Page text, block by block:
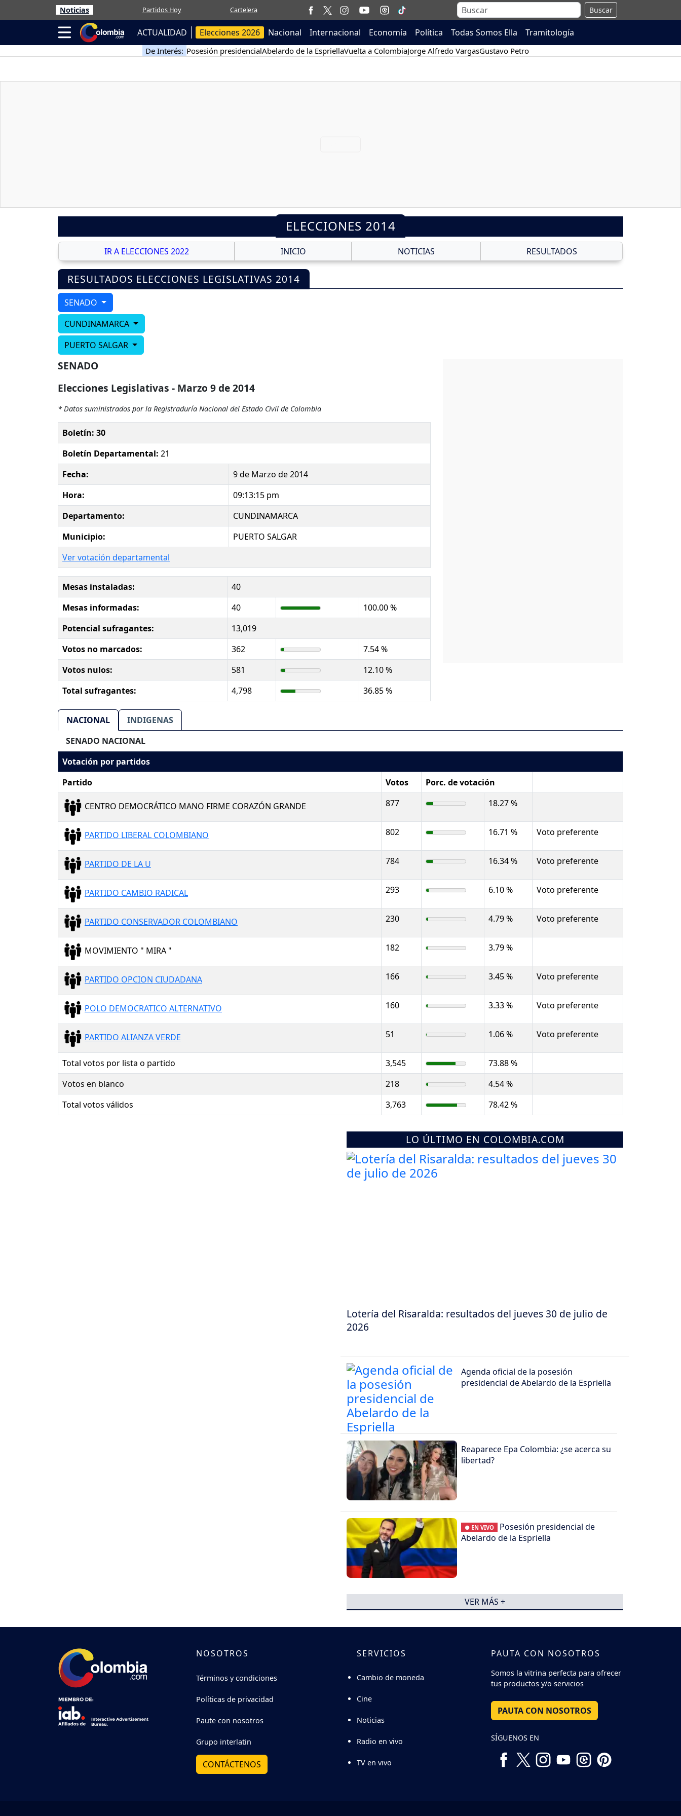
Noticias Partidos Hoy Cartelera Buscar
ACTUALIDAD Elecciones 2026 Nacional Internacional Economía Política Todas Somos Ella Tramitología
De Interés: Posesión presidencialAbelardo de la EspriellaVuelta a ColombiaJorge Alfredo VargasGustavo Petro
ELECCIONES 2014
IR A ELECCIONES 2022 INICIO NOTICIAS RESULTADOS
RESULTADOS ELECCIONES LEGISLATIVAS 2014
SENADO
CUNDINAMARCA
PUERTO SALGAR
SENADO
Elecciones Legislativas - Marzo 9 de 2014
* Datos suministrados por la Registraduría Nacional del Estado Civil de Colombia
Boletín: 30
Boletín Departamental: 21
Fecha:
9 de Marzo de 2014
Hora:
09:13:15 pm
Departamento:
CUNDINAMARCA
Municipio:
PUERTO SALGAR
Ver votación departamental
Mesas instaladas:
40
Mesas informadas:
40
100.00 %
Potencial sufragantes:
13,019
Votos no marcados:
362
7.54 %
Votos nulos:
581
12.10 %
Total sufragantes:
4,798 36.85 %
NACIONAL
INDIGENAS
SENADO NACIONAL
Votación por partidos
Partido
Votos Porc. de votación
CENTRO DEMOCRÁTICO MANO FIRME CORAZÓN GRANDE 877 18.27 %
PARTIDO LIBERAL COLOMBIANO 802 16.71 % Voto preferente
PARTIDO DE LA U 784 16.34 % Voto preferente
PARTIDO CAMBIO RADICAL 293 6.10 % Voto preferente
PARTIDO CONSERVADOR COLOMBIANO 230 4.79 % Voto preferente
MOVIMIENTO " MIRA " 182 3.79 %
PARTIDO OPCION CIUDADANA 166 3.45 % Voto preferente
POLO DEMOCRATICO ALTERNATIVO 160 3.33 % Voto preferente
PARTIDO ALIANZA VERDE 51 1.06 % Voto preferente
Total votos por lista o partido 3,545
73.88 %
Votos en blanco
218
4.54 %
Total votos válidos
3,763 78.42 %
LO ÚLTIMO EN COLOMBIA.COM
Lotería del Risaralda: resultados del jueves 30 de julio de
2026
Agenda oficial de la posesión
presidencial de Abelardo de la Espriella
Reaparece Epa Colombia: ¿se acerca su
libertad?
● EN VIVO
Posesión presidencial de
Abelardo de la Espriella
VER MÁS +
NOSOTROS
Términos y condiciones
Políticas de privacidad
Paute con nosotros
Grupo interlatin
CONTÁCTENOS
SERVICIOS
Cambio de moneda
Cine
Noticias
Radio en vivo
TV en vivo
PAUTA CON NOSOTROS
Somos la vitrina perfecta para ofrecer
tus productos y/o servicios
PAUTA CON NOSOTROS
SÍGUENOS EN